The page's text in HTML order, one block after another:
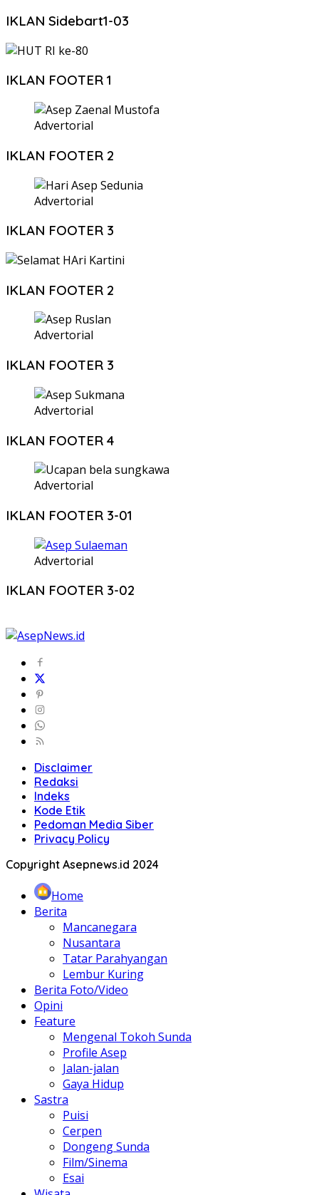
IKLAN Sidebart1-03
IKLAN FOOTER 1
Advertorial
IKLAN FOOTER 2
Advertorial
IKLAN FOOTER 3
IKLAN FOOTER 2
Advertorial
IKLAN FOOTER 3
Advertorial
IKLAN FOOTER 4
Advertorial
IKLAN FOOTER 3-01
Advertorial
IKLAN FOOTER 3-02
Disclaimer
Redaksi
Indeks
Kode Etik
Pedoman Media Siber
Privacy Policy
Copyright Asepnews.id 2024
Home
Berita
Mancanegara
Nusantara
Tatar Parahyangan
Lembur Kuring
Berita Foto/Video
Opini
Feature
Mengenal Tokoh Sunda
Profile Asep
Jalan-jalan
Gaya Hidup
Sastra
Puisi
Cerpen
Dongeng Sunda
Film/Sinema
Esai